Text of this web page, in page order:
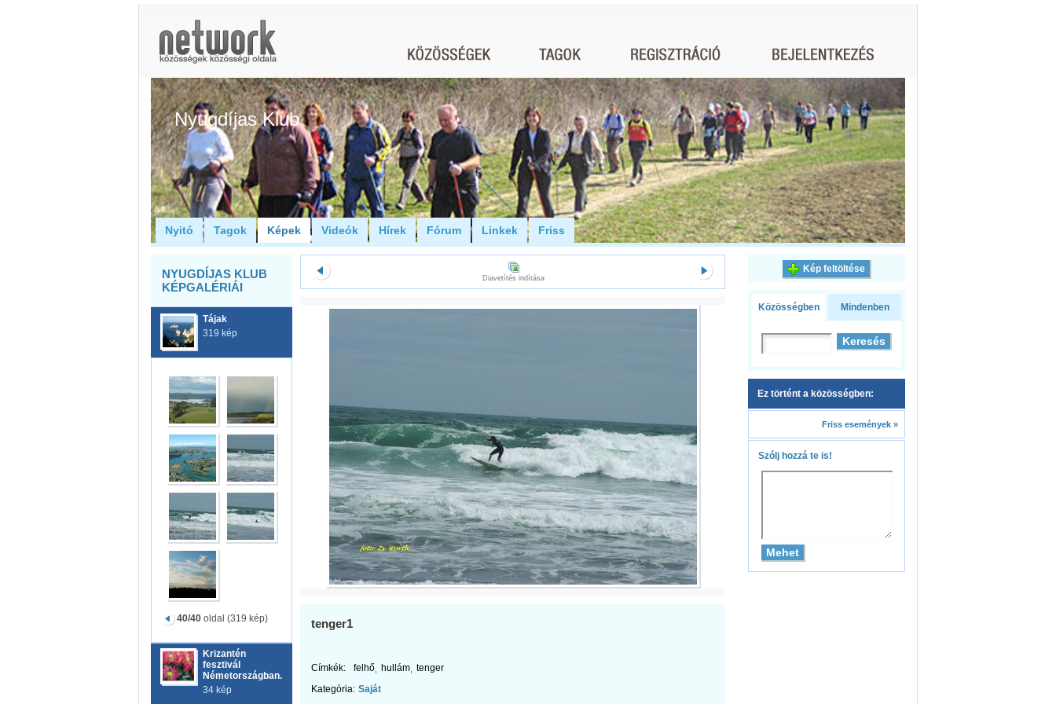
Nyugdíjas Klub
Nyitó Tagok Képek Videók Hírek Fórum Linkek Friss
NYUGDÍJAS KLUB
KÉPGALÉRIÁI
Tájak
319 kép
40/40 oldal (319 kép)
Krizantén
fesztivál
Németországban.
34 kép
Diavetítés indítása
tenger1
Címkék: felhő hullám tenger
Kategória: Saját
Kép feltöltése
Közösségben Mindenben
Ez történt a közösségben:
Friss események »
Szólj hozzá te is!